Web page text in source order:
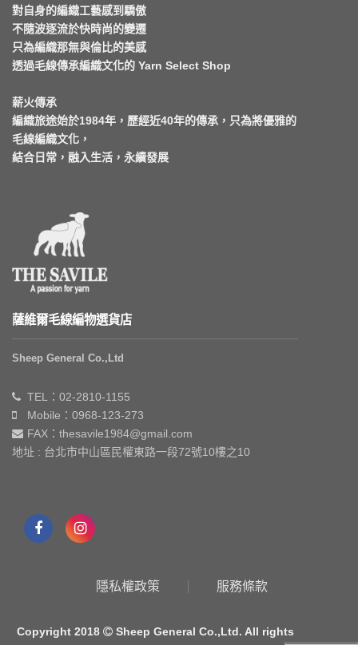
對自身的編織工藝感到驕傲
不隨波逐流於快時尚的變遷
只為編織那無與倫比的美感
透過毛線傳承編織文化的 Yarn Select Shop
薪火傳承
編織旅途始於1984年，歷經近40年的傳承，只為將優雅的
毛線編織文化，
結合日常，融入生活，永續發展
薩維爾毛線編物選貨店
Sheep General Co.,Ltd
TEL：02-2810-1155
Mobile：0968-123-273
FAX：thesavile1984@gmail.com
地址 : 台北市中山區民權東路一段72號10樓之10
隱私權政策 服務條款
Copyright 2018
Sheep General Co.,Ltd. All rights